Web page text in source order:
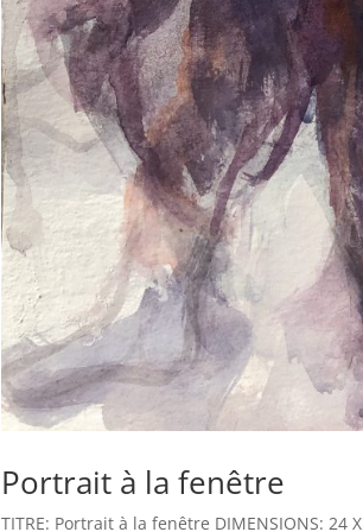
Portrait à la fenêtre
TITRE: Portrait à la fenêtre DIMENSIONS: 24